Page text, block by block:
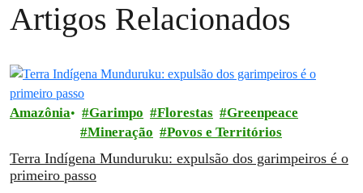
Artigos Relacionados
Amazônia Garimpo Florestas
Greenpeace
Mineração
Povos e Territórios
Terra Indígena Munduruku: expulsão dos garimpeiros é o
primeiro passo